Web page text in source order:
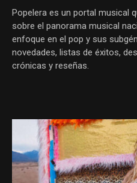
Popelera es un portal musical
sobre el panorama musical
enfoque en el pop y sus
novedades, listas de éxitos,
crónicas y reseñas.